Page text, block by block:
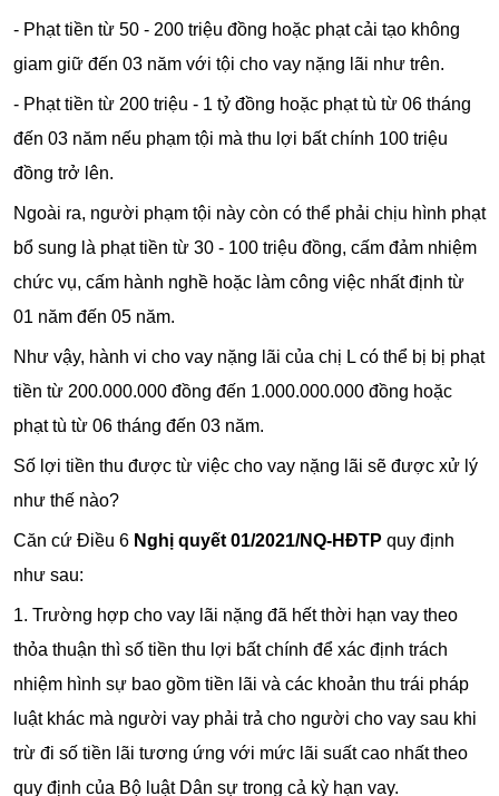
- Phạt tiền từ 50 - 200 triệu đồng hoặc phạt cải tạo không
giam giữ đến 03 năm với tội cho vay nặng lãi như trên.
- Phạt tiền từ 200 triệu - 1 tỷ đồng hoặc phạt tù từ 06 tháng
đến 03 năm nếu phạm tội mà thu lợi bất chính 100 triệu
đồng trở lên.
Ngoài ra, người phạm tội này còn có thể phải chịu hình phạt
bổ sung là phạt tiền từ 30 - 100 triệu đồng, cấm đảm nhiệm
chức vụ, cấm hành nghề hoặc làm công việc nhất định từ
01 năm đến 05 năm.
Như vậy, hành vi cho vay nặng lãi của chị L có thể bị bị phạt
tiền từ 200.000.000 đồng đến 1.000.000.000 đồng hoặc
phạt tù từ 06 tháng đến 03 năm.
Số lợi tiền thu được từ việc cho vay nặng lãi sẽ được xử lý
như thế nào?
Căn cứ Điều 6 Nghị quyết 01/2021/NQ-HĐTP quy định
như sau:
1. Trường hợp cho vay lãi nặng đã hết thời hạn vay theo
thỏa thuận thì số tiền thu lợi bất chính để xác định trách
nhiệm hình sự bao gồm tiền lãi và các khoản thu trái pháp
luật khác mà người vay phải trả cho người cho vay sau khi
trừ đi số tiền lãi tương ứng với mức lãi suất cao nhất theo
quy định của Bộ luật Dân sự trong cả kỳ hạn vay.